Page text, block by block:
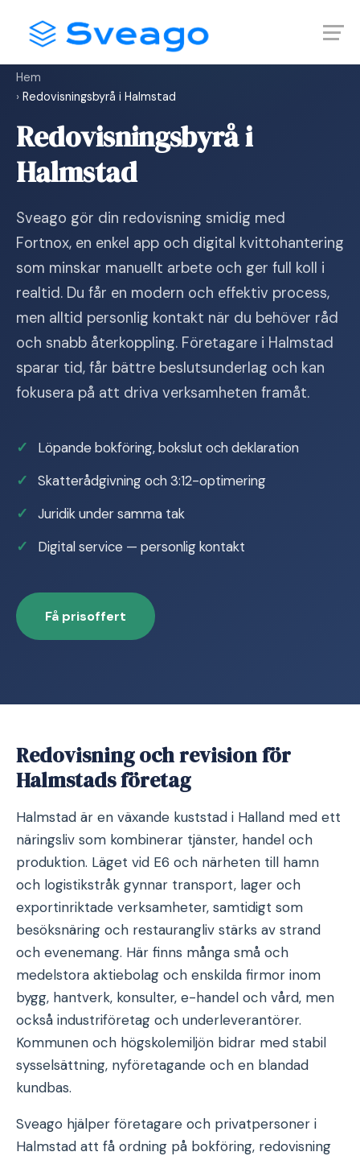
content
Hem
› Redovisningsbyrå i Halmstad
Redovisningsbyrå i
Halmstad
Sveago gör din redovisning smidig med
Fortnox, en enkel app och digital kvittohantering
som minskar manuellt arbete och ger full koll i
realtid. Du får en modern och effektiv process,
men alltid personlig kontakt när du behöver råd
och snabb återkoppling. Företagare i Halmstad
sparar tid, får bättre beslutsunderlag och kan
fokusera på att driva verksamheten framåt.
Löpande bokföring, bokslut och deklaration
Skatterådgivning och 3:12-optimering
Juridik under samma tak
Digital service — personlig kontakt
Få prisoffert
Redovisning och revision för
Halmstads företag
Halmstad är en växande kuststad i Halland med ett
näringsliv som kombinerar tjänster, handel och
produktion. Läget vid E6 och närheten till hamn
och logistikstråk gynnar transport, lager och
exportinriktade verksamheter, samtidigt som
besöksnäring och restaurangliv stärks av strand
och evenemang. Här finns många små och
medelstora aktiebolag och enskilda firmor inom
bygg, hantverk, konsulter, e-handel och vård, men
också industriföretag och underleverantörer.
Kommunen och högskolemiljön bidrar med stabil
sysselsättning, nyföretagande och en blandad
kundbas.
Sveago hjälper företagare och privatpersoner i
Halmstad att få ordning på bokföring, redovisning